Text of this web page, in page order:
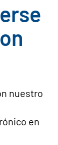
nuestro
en